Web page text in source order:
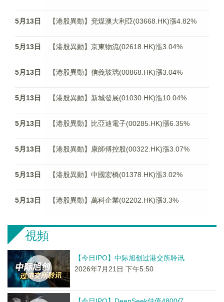
5月13日 【港股異動】兗煤澳大利亞(03668.HK)漲4.82%
5月13日 【港股異動】京東物流(02618.HK)漲3.04%
5月13日 【港股異動】信義玻璃(00868.HK)漲3.04%
5月13日 【港股異動】新城發展(01030.HK)漲10.04%
5月13日 【港股異動】比亞迪電子(00285.HK)漲6.35%
5月13日 【港股異動】康師傅控股(00322.HK)漲3.07%
5月13日 【港股異動】中國宏橋(01378.HK)漲3.02%
5月13日 【港股異動】萬科企業(02202.HK)漲3.3%
視頻
【今日IPO】中际旭创过港交所聆讯
2026年7月21日 下午5:50